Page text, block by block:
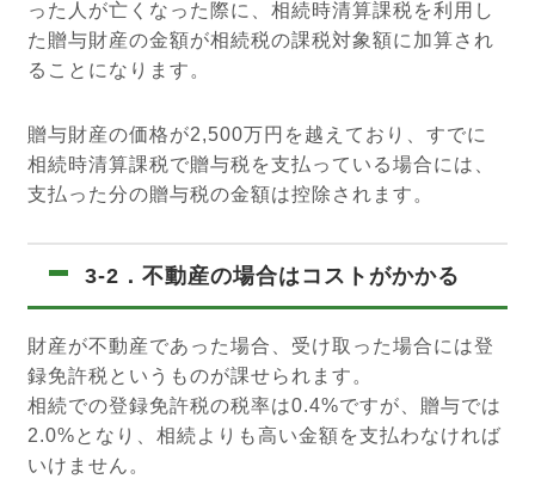
った人が亡くなった際に、相続時清算課税を利用し
た贈与財産の金額が相続税の課税対象額に加算され
ることになります。
贈与財産の価格が2,500万円を越えており、すでに
相続時清算課税で贈与税を支払っている場合には、
支払った分の贈与税の金額は控除されます。
3-2．不動産の場合はコストがかかる
財産が不動産であった場合、受け取った場合には登
録免許税というものが課せられます。
相続での登録免許税の税率は0.4%ですが、贈与では
2.0%となり、相続よりも高い金額を支払わなければ
いけません。